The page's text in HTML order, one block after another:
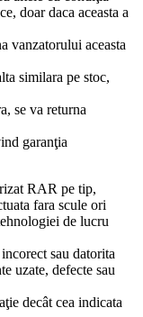
doar daca aceasta a
vanzatorului aceasta
similara pe stoc,
se va returna
garanţia
RAR pe tip,
fara scule ori
de lucru
sau datorita
uzate, defecte sau
decât cea indicata